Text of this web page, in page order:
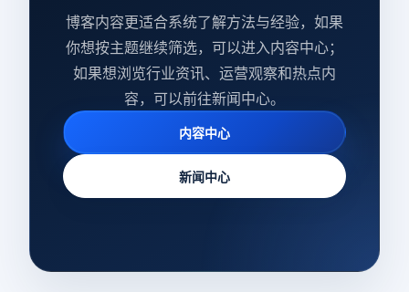
博客内容更适合系统了解方法与经验，如果
你想按主题继续筛选，可以进入内容中心；
如果想浏览行业资讯、运营观察和热点内
容，可以前往新闻中心。
内容中心
新闻中心